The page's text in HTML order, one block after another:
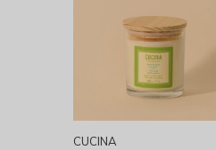
CUCINA